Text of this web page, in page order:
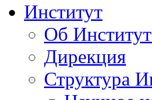
Институт
Об
Дирекция
Структура